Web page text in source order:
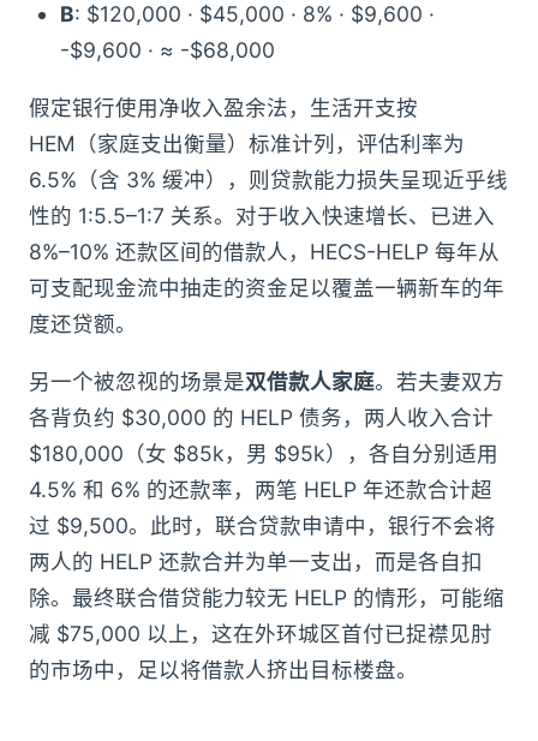
B: $120,000 · $45,000 · 8% · $9,600 ·
-$9,600 · ≈ -$68,000
假定银行使用净收入盈余法，生活开支按
HEM（家庭支出衡量）标准计列，评估利率为
6.5%（含 3% 缓冲），则贷款能力损失呈现近乎线
性的 1:5.5–1:7 关系。对于收入快速增长、已进入
8%–10% 还款区间的借款人，HECS-HELP 每年从
可支配现金流中抽走的资金足以覆盖一辆新车的年
度还贷额。
另一个被忽视的场景是双借款人家庭。若夫妻双方
各背负约 $30,000 的 HELP 债务，两人收入合计
$180,000（女 $85k，男 $95k），各自分别适用
4.5% 和 6% 的还款率，两笔 HELP 年还款合计超
过 $9,500。此时，联合贷款申请中，银行不会将
两人的 HELP 还款合并为单一支出，而是各自扣
除。最终联合借贷能力较无 HELP 的情形，可能缩
减 $75,000 以上，这在外环城区首付已捉襟见肘
的市场中，足以将借款人挤出目标楼盘。